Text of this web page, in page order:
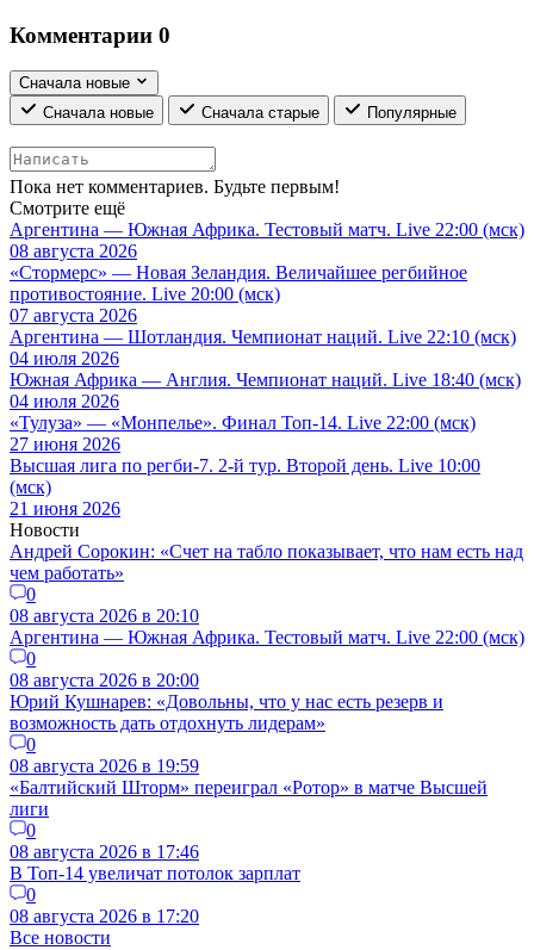
Комментарии 0
Сначала новые
Сначала новые
Сначала старые Популярные
Пока нет комментариев. Будьте первым!
Смотрите ещё
Аргентина — Южная Африка. Тестовый матч. Live 22:00 (мск)
08 августа 2026
«Стормерс» — Новая Зеландия. Величайшее регбийное
противостояние. Live 20:00 (мск)
07 августа 2026
Аргентина — Шотландия. Чемпионат наций. Live 22:10 (мск)
04 июля 2026
Южная Африка — Англия. Чемпионат наций. Live 18:40 (мск)
04 июля 2026
«Тулуза» — «Монпелье». Финал Топ-14. Live 22:00 (мск)
27 июня 2026
Высшая лига по регби-7. 2-й тур. Второй день. Live 10:00
(мск)
21 июня 2026
Новости
Андрей Сорокин: «Счет на табло показывает, что нам есть над
чем работать»
0
08 августа 2026 в 20:10
Аргентина — Южная Африка. Тестовый матч. Live 22:00 (мск)
0
08 августа 2026 в 20:00
Юрий Кушнарев: «Довольны, что у нас есть резерв и
возможность дать отдохнуть лидерам»
0
08 августа 2026 в 19:59
«Балтийский Шторм» переиграл «Ротор» в матче Высшей
лиги
0
08 августа 2026 в 17:46
В Топ-14 увеличат потолок зарплат
0
08 августа 2026 в 17:20
Все новости